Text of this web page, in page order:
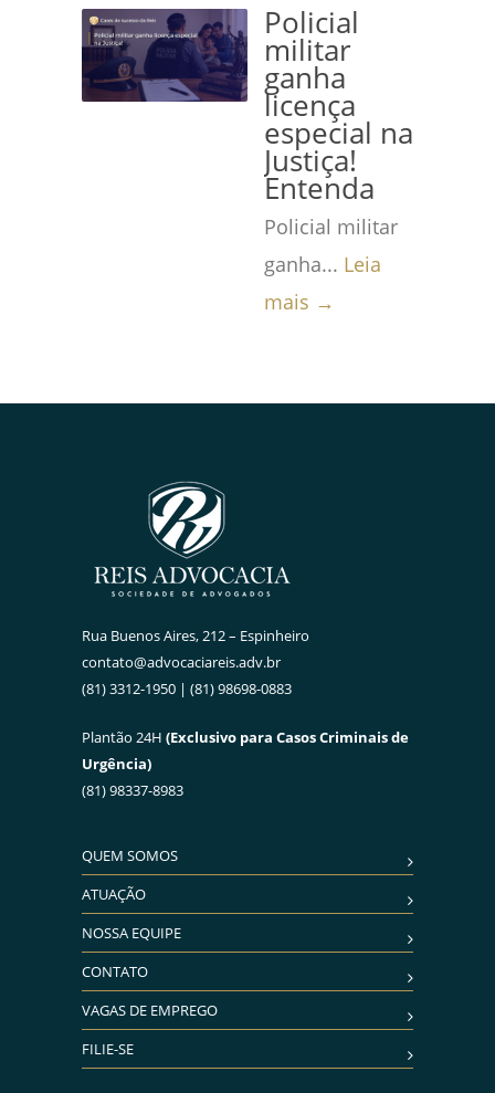
Policial
militar
ganha
licença
especial na
Justiça!
Entenda
Policial militar
ganha... Leia
mais →
Rua Buenos Aires, 212 – Espinheiro
contato@advocaciareis.adv.br
(81) 3312-1950 | (81) 98698-0883
Plantão 24H (Exclusivo para Casos Criminais de
Urgência)
(81) 98337-8983
QUEM SOMOS
ATUAÇÃO
NOSSA EQUIPE
CONTATO
VAGAS DE EMPREGO
FILIE-SE